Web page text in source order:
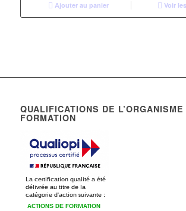
Ajouter au panier Voir
QUALIFICATIONS DE L’ORGANISME
FORMATION